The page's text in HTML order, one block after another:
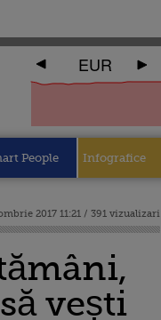
EUR
People Infografice
2017 11:21 / 391 vizualizari
vești